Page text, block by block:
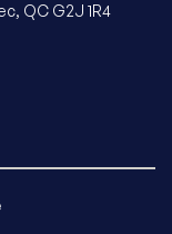
QC G2J 1R4